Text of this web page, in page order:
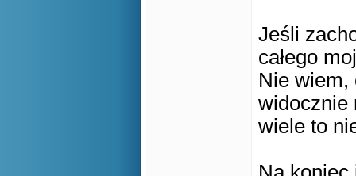
Jeśli
całego
Nie wiem,
widocznie
wiele to